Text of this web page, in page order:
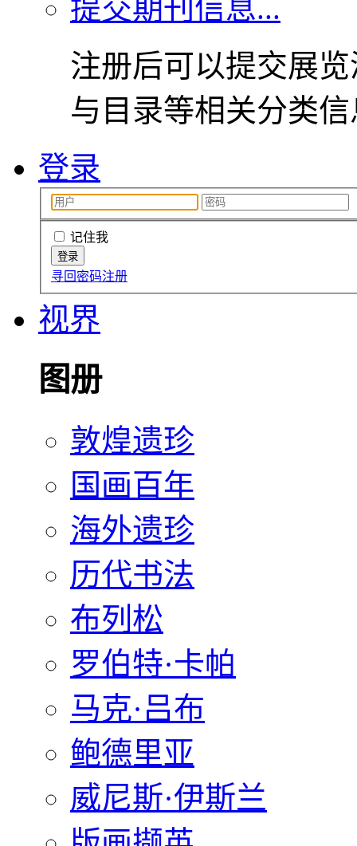
提交期刊信息...
注册后可以提交展
与目录等相关分类
登录
记住我
寻回密码注册
视界
图册
敦煌遗珍
国画百年
海外遗珍
历代书法
布列松
罗伯特·卡帕
马克·吕布
鲍德里亚
威尼斯·伊斯兰